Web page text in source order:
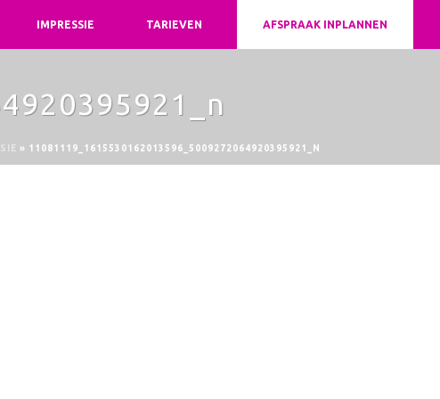
IMPRESSIE TARIEVEN AFSPRAAK INPLANNEN
» 11081119_1615530162013596_5009272064920395921_N